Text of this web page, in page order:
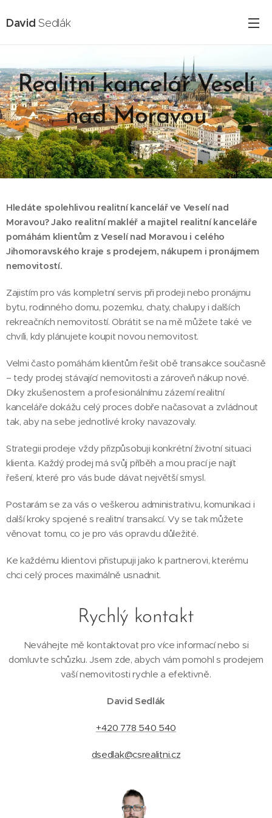
DavidSedlák
Realitní kancelář Veselí
nad Moravou
18.02.2025
Hledáte spolehlivou realitní kancelář ve Veselí nad
Moravou? Jako realitní makléř a majitel realitní kanceláře
pomáhám klientům z Veselí nad Moravou i celého
Jihomoravského kraje s prodejem, nákupem i pronájmem
nemovitostí.
Zajistím pro vás kompletní servis při prodeji nebo pronájmu
bytu, rodinného domu, pozemku, chaty, chalupy i dalších
rekreačních nemovitostí. Obrátit se na mě můžete také ve
chvíli, kdy plánujete koupit novou nemovitost.
Velmi často pomáhám klientům řešit obě transakce současně
– tedy prodej stávající nemovitosti a zároveň nákup nové.
Díky zkušenostem a profesionálnímu zázemí realitní
kanceláře dokážu celý proces dobře načasovat a zvládnout
tak, aby na sebe jednotlivé kroky navazovaly.
Strategii prodeje vždy přizpůsobuji konkrétní životní situaci
klienta. Každý prodej má svůj příběh a mou prací je najít
řešení, které pro vás bude dávat největší smysl.
Postarám se za vás o veškerou administrativu, komunikaci i
další kroky spojené s realitní transakcí. Vy se tak můžete
věnovat tomu, co je pro vás opravdu důležité.
Ke každému klientovi přistupuji jako k partnerovi, kterému
chci celý proces maximálně usnadnit.
Rychlý kontakt
Neváhejte mě kontaktovat pro více informací nebo si
domluvte schůzku. Jsem zde, abych vám pomohl s prodejem
vaší nemovitosti rychle a efektivně.
David Sedlák
+420 778 540 540
dsedlak@csrealitni.cz